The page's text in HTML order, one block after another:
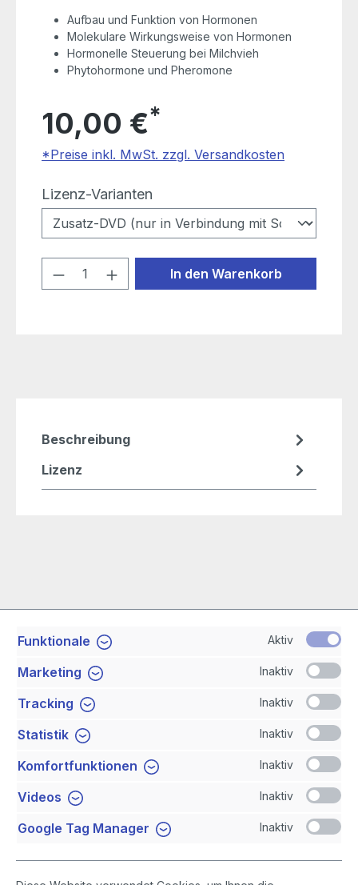
Aufbau und Funktion von Hormonen
Molekulare Wirkungsweise von Hormonen
Hormonelle Steuerung bei Milchvieh
Phytohormone und Pheromone
10,00 €*
*Preise inkl. MwSt. zzgl. Versandkosten
Lizenz-Varianten
Produkt Anzahl: Gib den
In den Warenkorb
Beschreibung
Lizenz
Service-Hotline
Shop Service
Newsletter
Funktionale Aktiv
Marketing Inaktiv
Tracking Inaktiv
Statistik Inaktiv
Komfortfunktionen Inaktiv
Videos Inaktiv
Google Tag Manager Inaktiv